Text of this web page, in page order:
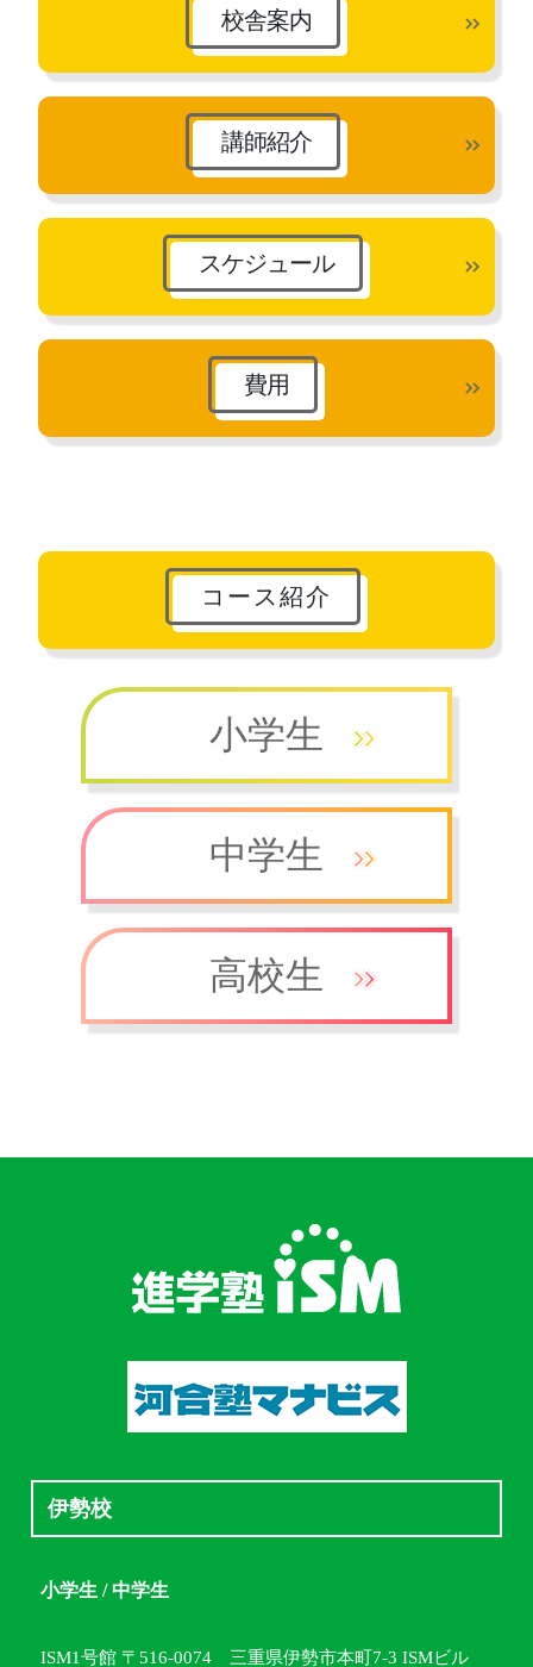
校舎案内
講師紹介
スケジュール
費用
コース紹介
小学生
中学生
高校生
伊勢校
小学生 / 中学生
ISM1号館 〒516-0074 三重県伊勢市本町7-3 ISMビル